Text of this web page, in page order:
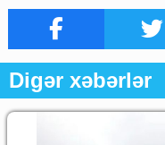
Digər xəbərlər